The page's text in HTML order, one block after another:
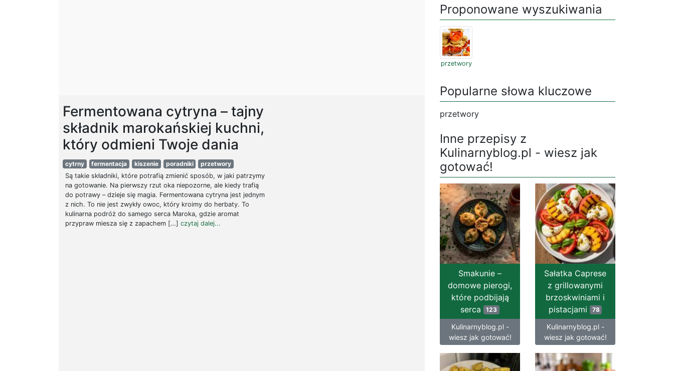
Fermentowana cytryna – tajny
składnik marokańskiej kuchni,
który odmieni Twoje dania
cytrny fermentacja kiszenie poradniki
przetwory
Są takie składniki, które potrafią zmienić sposób, w jaki patrzymy
na gotowanie. Na pierwszy rzut oka niepozorne, ale kiedy trafią
do potrawy – dzieje się magia. Fermentowana cytryna jest jednym
z nich. To nie jest zwykły owoc, który kroimy do herbaty. To
kulinarna podróż do samego serca Maroka, gdzie aromat
przypraw miesza się z zapachem […] czytaj dalej...
Proponowane wyszukiwania
przetwory
Popularne słowa kluczowe
przetwory
Inne przepisy z
Kulinarnyblog.pl - wiesz jak
gotować!
Smakunie –
domowe pierogi,
które podbijają
serca 123
Kulinarnyblog.pl -
wiesz jak gotować!
Sałatka Caprese
z grillowanymi
brzoskwiniami i
pistacjami
78
Kulinarnyblog.pl -
wiesz jak gotować!